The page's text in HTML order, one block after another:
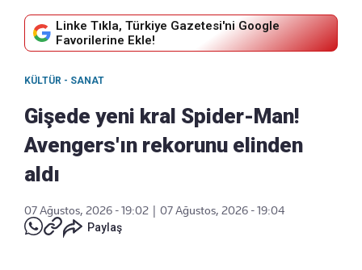
Linke Tıkla, Türkiye Gazetesi'ni Google
Favorilerine Ekle!
KÜLTÜR - SANAT
Gişede yeni kral Spider-Man!
Avengers'ın rekorunu elinden
aldı
07 Ağustos, 2026 - 19:02
07 Ağustos, 2026 - 19:04
Paylaş